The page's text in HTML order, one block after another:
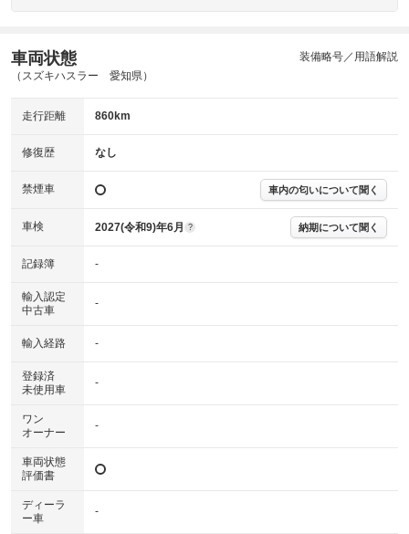
内装
(内装状態)
気になる汚れ等がない綺麗な室内を保っています。
下さい。
および表示項目が異なる場合がございます。
※グー鑑定の評価はあくまでも記載している鑑定日の鑑定結果となりま
車両状態
（スズキハスラー 愛知県）
装備略号／用語解説
走行距離 860km
修復歴 なし
禁煙車 車内の匂いについて聞く
車検 2027(令和9)年6月 ? 納期について聞く
記録簿 -
輸入認定
中古車
-
輸入経路 -
登録済
未使用車
-
ワン
オーナー
-
車両状態
評価書
ディーラ
ー車
-